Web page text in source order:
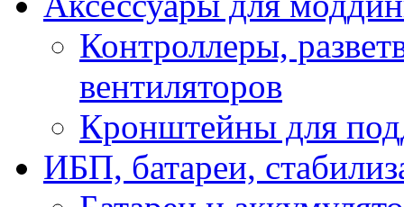
Контроллеры,
вентиляторов
Кронштейны для
ИБП, батареи,